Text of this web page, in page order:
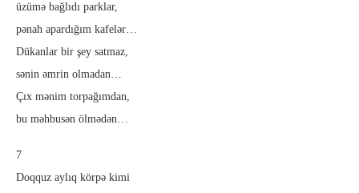
üzümə bağlıdı parklar,
pənah apardığım kafelər…
Dükanlar bir şey satmaz,
sənin əmrin olmadan…
Çıx mənim torpağımdan,
bu məhbusən ölmədən…
7
Doqquz aylıq körpə kimi